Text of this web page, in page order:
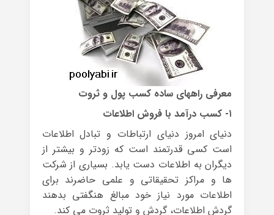
معرفی راههای ساده کسب پول و ثروت
۱- کسب درآمد با فروش اطلاعات
دنیای امروز دنیای ارتباطات و تبادل اطلاعات
است کسی قدرتمند است که زودتر و بیشتر از
دیگران به اطلاعات دست یابد. بسیاری از شرکت
ها و مراکز تحقیقاتی و علمی حاضرند برای
اطلاعات مورد نیاز خود مبالغ هنگفتی بدهند
گردش اطلاعات، گردش و تولید ثروت می کند.